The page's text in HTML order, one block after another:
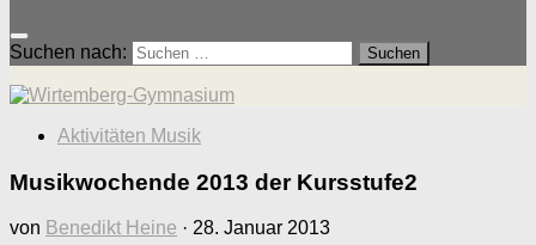
Suchen nach:
Aktivitäten Musik
Musikwochende 2013 der Kursstufe2
von Benedikt Heine · 28. Januar 2013